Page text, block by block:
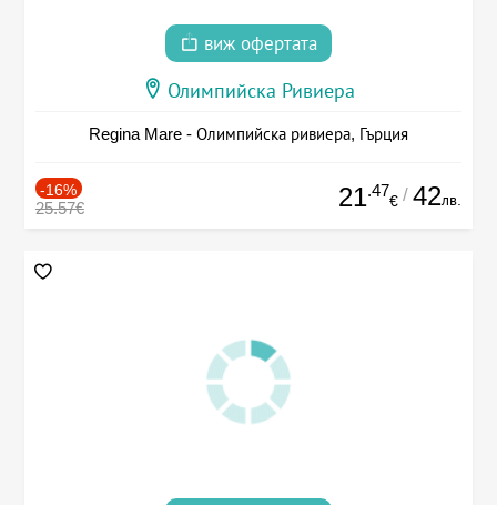
виж офертата
Олимпийска Ривиера
Regina Mare - Олимпийска ривиера, Гърция
-16%
25.57€ 21.47
€ / 42лв.